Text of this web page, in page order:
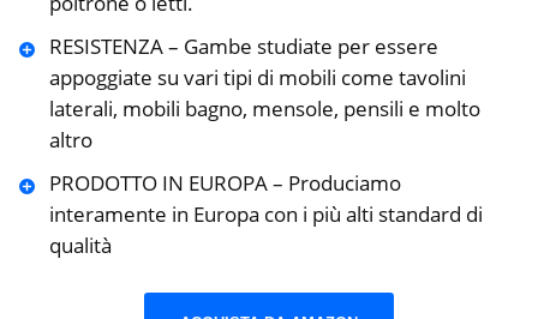
RESISTENZA – Gambe studiate per essere
appoggiate su vari tipi di mobili come tavolini
laterali, mobili bagno, mensole, pensili e molto
altro
PRODOTTO IN EUROPA – Produciamo
interamente in Europa con i più alti standard di
qualità